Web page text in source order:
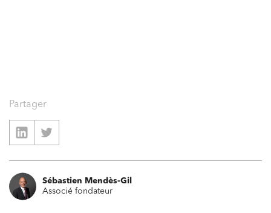
Partager
Sébastien Mendès-Gil
Associé fondateur
Relations commerciales et contrats
Associations et acteurs de l’économie sociale et
solidaire